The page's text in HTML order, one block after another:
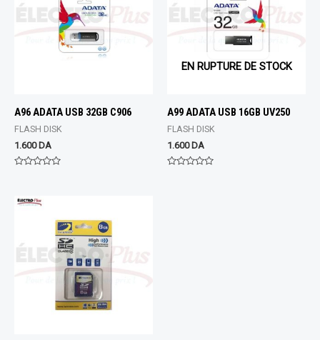
A96 ADATA USB 32GB C906
FLASH DISK
1.600 DA
of
EN RUPTURE DE STOCK
A99 ADATA USB 16GB UV250
FLASH DISK
1.600 DA